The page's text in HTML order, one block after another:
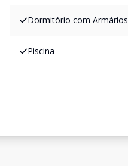
Dormitório com Armários
Piscina